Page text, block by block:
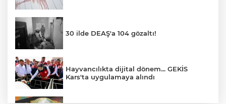
30 ilde DEAŞ'a 104 gözaltı!
Hayvancılıkta dijital dönem... GEKİS
Kars'ta uygulamaya alındı